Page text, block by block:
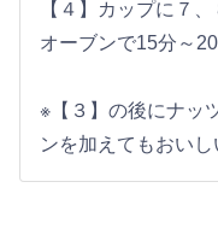
【４】カップに７
オーブンで15分～20
※【３】の後にナッ
ンを加えてもおいし